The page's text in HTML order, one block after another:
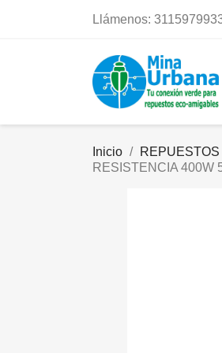
Llámenos:
Inicio
RESISTENCIA 400W